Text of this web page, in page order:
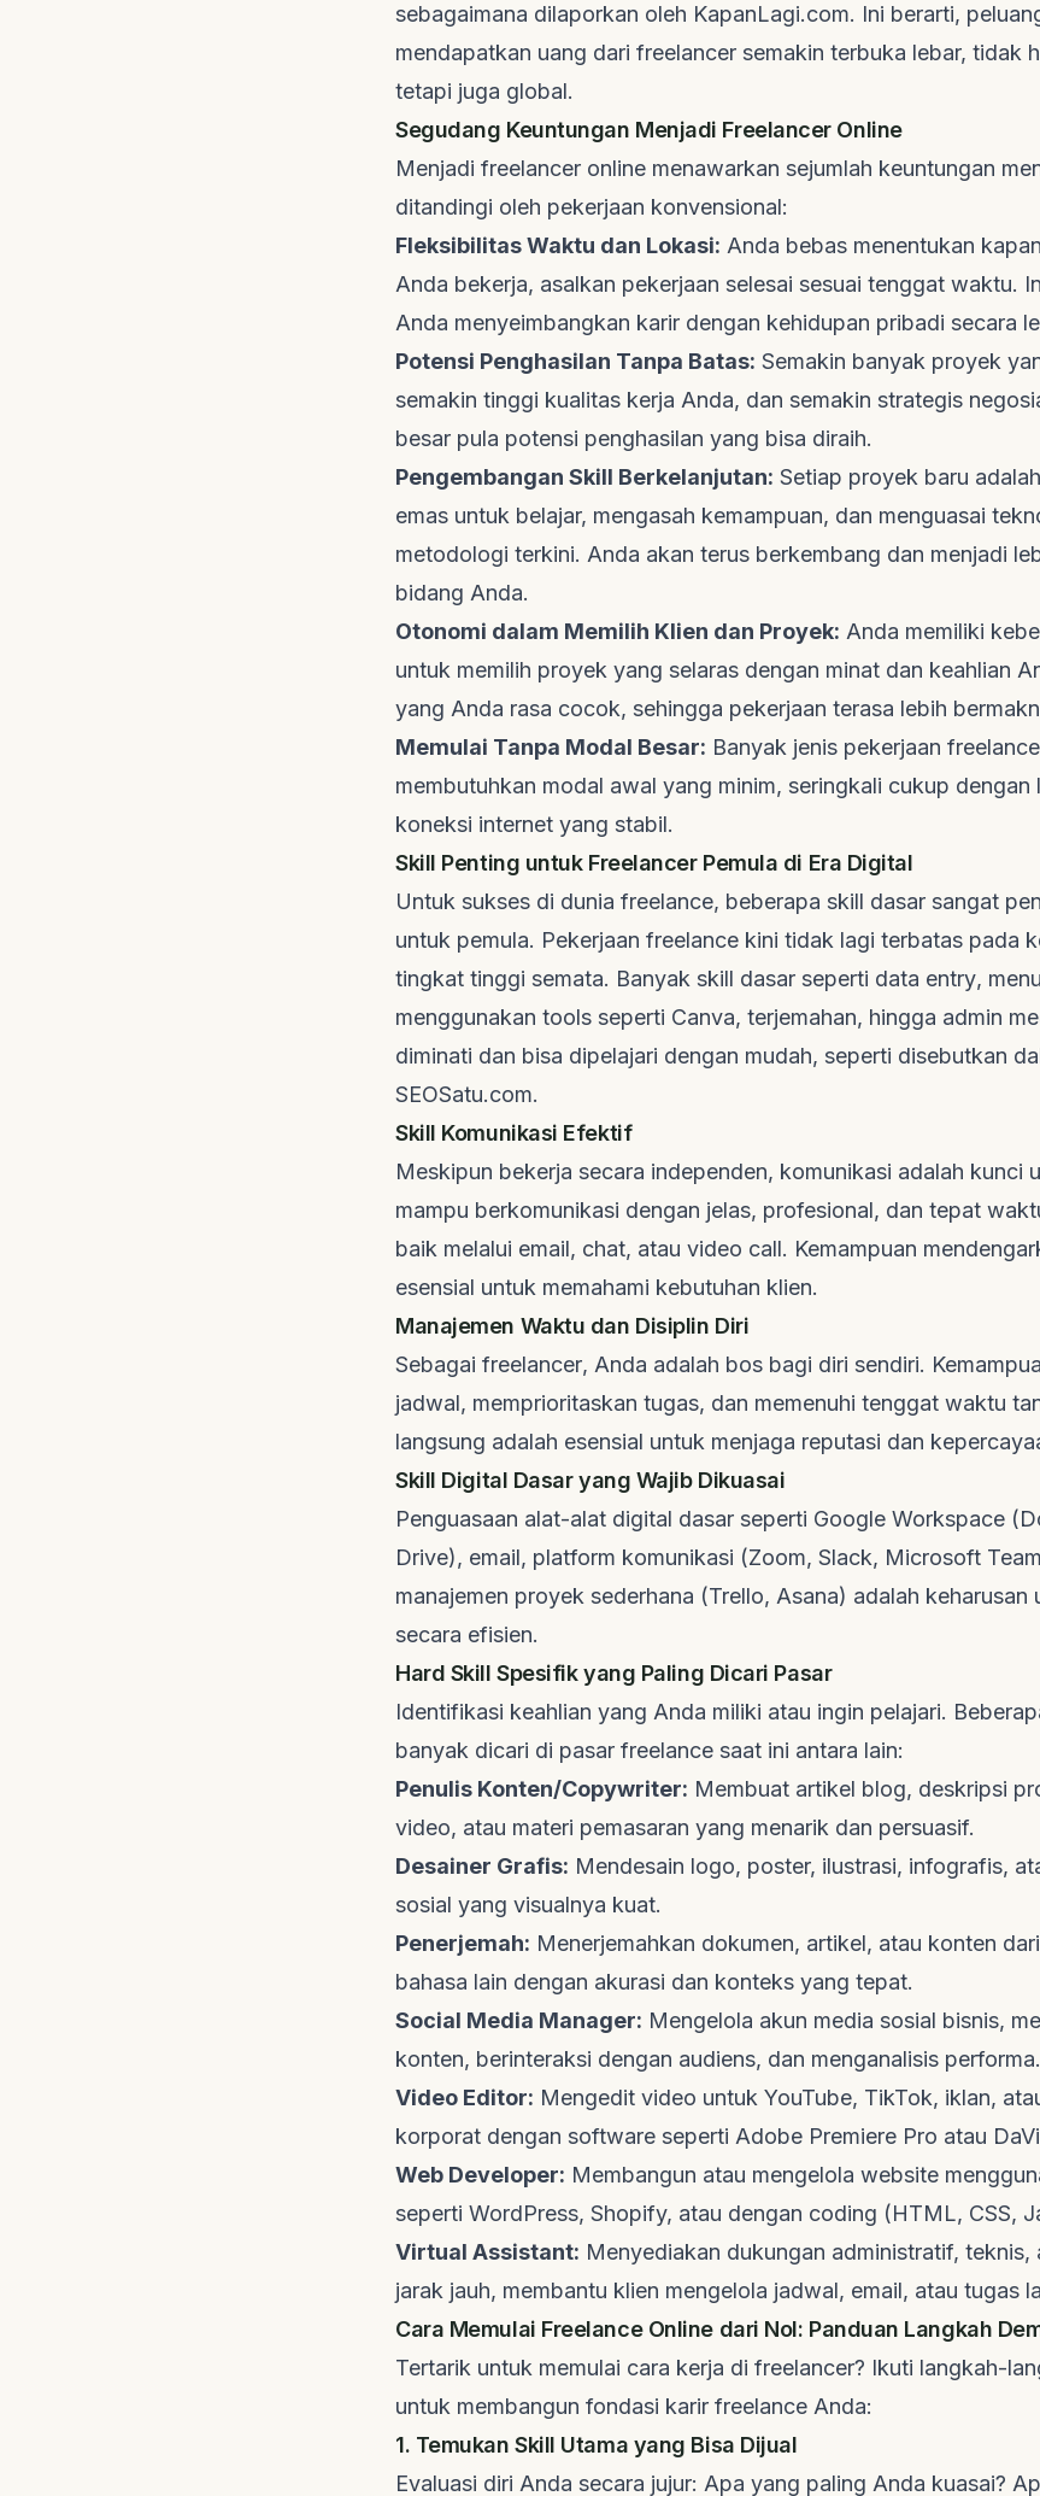
sebagaimana dilaporkan oleh KapanLagi.com. Ini berarti,
mendapatkan uang dari freelancer semakin terbuka lebar, tidak
tetapi juga global.
Segudang Keuntungan Menjadi Freelancer Online
Menjadi freelancer online menawarkan sejumlah keuntungan
ditandingi oleh pekerjaan konvensional:
Fleksibilitas Waktu dan Lokasi: Anda bebas menentukan
Anda bekerja, asalkan pekerjaan selesai sesuai tenggat waktu.
Anda menyeimbangkan karir dengan kehidupan pribadi secara
Potensi Penghasilan Tanpa Batas: Semakin banyak proyek
semakin tinggi kualitas kerja Anda, dan semakin strategis
besar pula potensi penghasilan yang bisa diraih.
Pengembangan Skill Berkelanjutan: Setiap proyek baru
emas untuk belajar, mengasah kemampuan, dan menguasai
metodologi terkini. Anda akan terus berkembang dan menjadi
bidang Anda.
Otonomi dalam Memilih Klien dan Proyek: Anda memiliki
untuk memilih proyek yang selaras dengan minat dan keahlian
yang Anda rasa cocok, sehingga pekerjaan terasa lebih
Memulai Tanpa Modal Besar: Banyak jenis pekerjaan freelance
membutuhkan modal awal yang minim, seringkali cukup dengan
koneksi internet yang stabil.
Skill Penting untuk Freelancer Pemula di Era Digital
Untuk sukses di dunia freelance, beberapa skill dasar sangat
untuk pemula. Pekerjaan freelance kini tidak lagi terbatas pada
tingkat tinggi semata. Banyak skill dasar seperti data entry,
menggunakan tools seperti Canva, terjemahan, hingga admin
diminati dan bisa dipelajari dengan mudah, seperti disebutkan
SEOSatu.com.
Skill Komunikasi Efektif
Meskipun bekerja secara independen, komunikasi adalah kunci
mampu berkomunikasi dengan jelas, profesional, dan tepat
baik melalui email, chat, atau video call. Kemampuan
esensial untuk memahami kebutuhan klien.
Manajemen Waktu dan Disiplin Diri
Sebagai freelancer, Anda adalah bos bagi diri sendiri.
jadwal, memprioritaskan tugas, dan memenuhi tenggat waktu
langsung adalah esensial untuk menjaga reputasi dan
Skill Digital Dasar yang Wajib Dikuasai
Penguasaan alat-alat digital dasar seperti Google Workspace
Drive), email, platform komunikasi (Zoom, Slack, Microsoft
manajemen proyek sederhana (Trello, Asana) adalah keharusan
secara efisien.
Hard Skill Spesifik yang Paling Dicari Pasar
Identifikasi keahlian yang Anda miliki atau ingin pelajari.
banyak dicari di pasar freelance saat ini antara lain:
Penulis Konten/Copywriter: Membuat artikel blog, deskripsi
video, atau materi pemasaran yang menarik dan persuasif.
Desainer Grafis: Mendesain logo, poster, ilustrasi, infografis,
sosial yang visualnya kuat.
Penerjemah: Menerjemahkan dokumen, artikel, atau konten
bahasa lain dengan akurasi dan konteks yang tepat.
Social Media Manager: Mengelola akun media sosial bisnis,
konten, berinteraksi dengan audiens, dan menganalisis performa.
Video Editor: Mengedit video untuk YouTube, TikTok, iklan,
korporat dengan software seperti Adobe Premiere Pro atau
Web Developer: Membangun atau mengelola website
seperti WordPress, Shopify, atau dengan coding (HTML, CSS,
Virtual Assistant: Menyediakan dukungan administratif, teknis,
jarak jauh, membantu klien mengelola jadwal, email, atau tugas
Cara Memulai Freelance Online dari Nol: Panduan Langkah
Tertarik untuk memulai cara kerja di freelancer? Ikuti langkah-
untuk membangun fondasi karir freelance Anda:
1. Temukan Skill Utama yang Bisa Dijual
Evaluasi diri Anda secara jujur: Apa yang paling Anda kuasai?